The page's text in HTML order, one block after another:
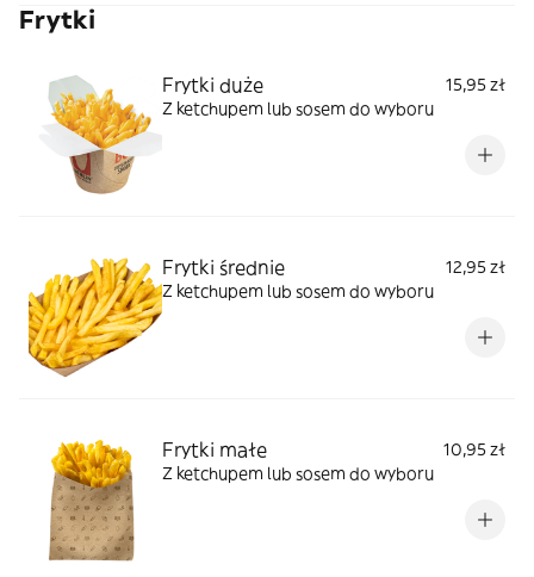
Frytki
Frytki duże
15,95 zł
Z ketchupem lub sosem do wyboru
Frytki średnie
12,95 zł
Z ketchupem lub sosem do wyboru
Frytki małe
10,95 zł
Z ketchupem lub sosem do wyboru